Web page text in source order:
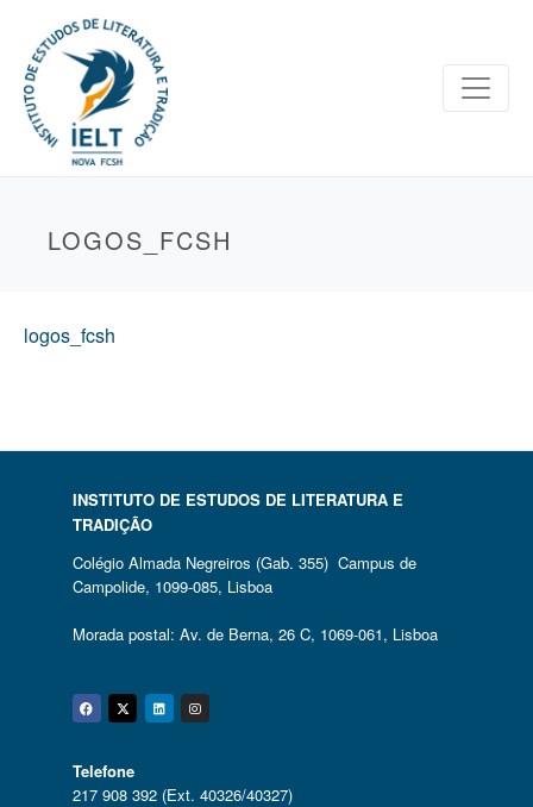
LOGOS_FCSH
logos_fcsh
INSTITUTO DE ESTUDOS DE LITERATURA E
TRADIÇÃO
Colégio Almada Negreiros (Gab. 355) Campus de
Campolide, 1099-085, Lisboa
Morada postal: Av. de Berna, 26 C, 1069-061, Lisboa
Facebook
Twitter
Linkedin
Instagram
Telefone
217 908 392 (Ext. 40326/40327)